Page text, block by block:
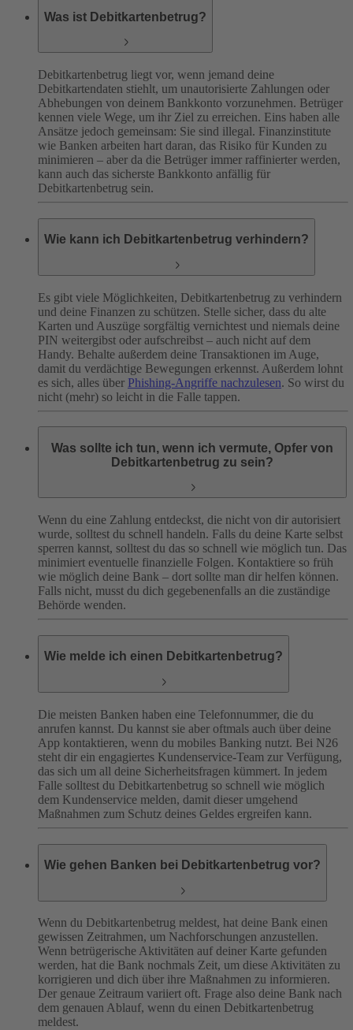
Was ist Debitkartenbetrug?
Debitkartenbetrug liegt vor, wenn jemand deine
Debitkartendaten stiehlt, um unautorisierte Zahlungen oder
Abhebungen von deinem Bankkonto vorzunehmen. Betrüger
kennen viele Wege, um ihr Ziel zu erreichen. Eins haben alle
Ansätze jedoch gemeinsam: Sie sind illegal. Finanzinstitute
wie Banken arbeiten hart daran, das Risiko für Kunden zu
minimieren – aber da die Betrüger immer raffinierter werden,
kann auch das sicherste Bankkonto anfällig für
Debitkartenbetrug sein.
Wie kann ich Debitkartenbetrug verhindern?
Es gibt viele Möglichkeiten, Debitkartenbetrug zu verhindern
und deine Finanzen zu schützen. Stelle sicher, dass du alte
Karten und Auszüge sorgfältig vernichtest und niemals deine
PIN weitergibst oder aufschreibst – auch nicht auf dem
Handy. Behalte außerdem deine Transaktionen im Auge,
damit du verdächtige Bewegungen erkennst. Außerdem lohnt
es sich, alles über Phishing-Angriffe nachzulesen. So wirst du
nicht (mehr) so leicht in die Falle tappen.
Was sollte ich tun, wenn ich vermute, Opfer von
Debitkartenbetrug zu sein?
Wenn du eine Zahlung entdeckst, die nicht von dir autorisiert
wurde, solltest du schnell handeln. Falls du deine Karte selbst
sperren kannst, solltest du das so schnell wie möglich tun. Das
minimiert eventuelle finanzielle Folgen. Kontaktiere so früh
wie möglich deine Bank – dort sollte man dir helfen können.
Falls nicht, musst du dich gegebenenfalls an die zuständige
Behörde wenden.
Wie melde ich einen Debitkartenbetrug?
Die meisten Banken haben eine Telefonnummer, die du
anrufen kannst. Du kannst sie aber oftmals auch über deine
App kontaktieren, wenn du mobiles Banking nutzt. Bei N26
steht dir ein engagiertes Kundenservice-Team zur Verfügung,
das sich um all deine Sicherheitsfragen kümmert. In jedem
Falle solltest du Debitkartenbetrug so schnell wie möglich
dem Kundenservice melden, damit dieser umgehend
Maßnahmen zum Schutz deines Geldes ergreifen kann.
Wie gehen Banken bei Debitkartenbetrug vor?
Wenn du Debitkartenbetrug meldest, hat deine Bank einen
gewissen Zeitrahmen, um Nachforschungen anzustellen.
Wenn betrügerische Aktivitäten auf deiner Karte gefunden
werden, hat die Bank nochmals Zeit, um diese Aktivitäten zu
korrigieren und dich über ihre Maßnahmen zu informieren.
Der genaue Zeitraum variiert oft. Frage also deine Bank nach
dem genauen Ablauf, wenn du einen Debitkartenbetrug
meldest.